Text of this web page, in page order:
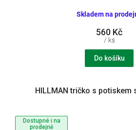
Skladem na
560 Kč
/ ks
Do košíku
Dostupné i na
prodejně
HILLMAN tričko s potiskem